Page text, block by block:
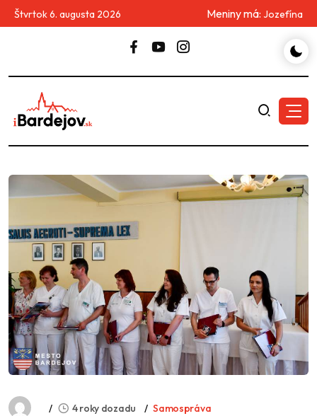
Štvrtok 6. augusta 2026 Meniny má: Jozefína
4 roky dozadu Samospráva